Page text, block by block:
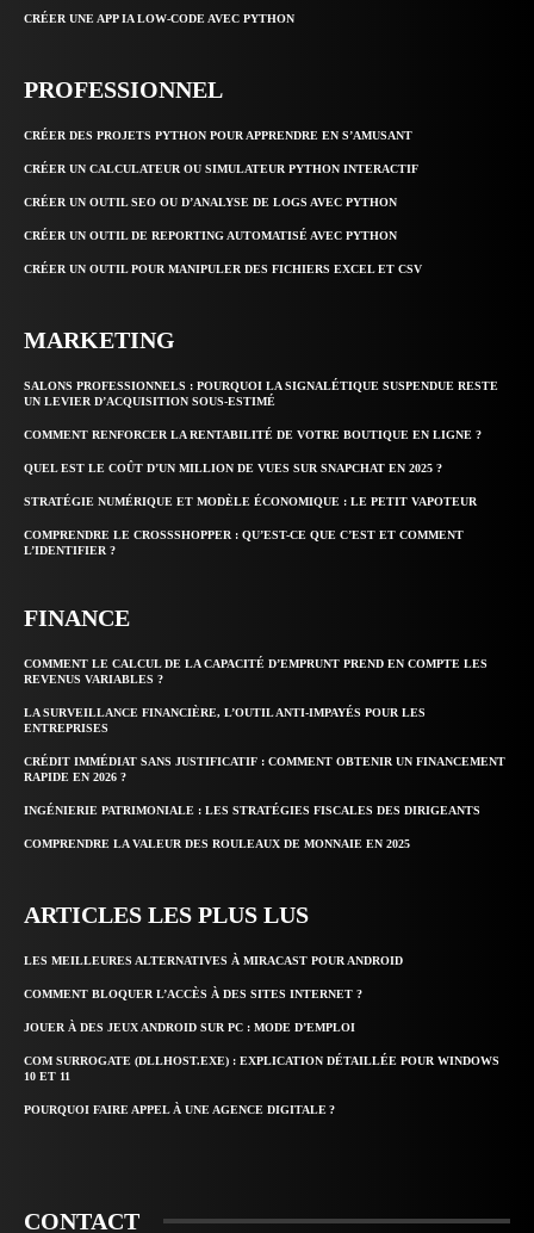
CRÉER UNE APP IA LOW-CODE AVEC PYTHON
PROFESSIONNEL
CRÉER DES PROJETS PYTHON POUR APPRENDRE EN S’AMUSANT
CRÉER UN CALCULATEUR OU SIMULATEUR PYTHON INTERACTIF
CRÉER UN OUTIL SEO OU D’ANALYSE DE LOGS AVEC PYTHON
CRÉER UN OUTIL DE REPORTING AUTOMATISÉ AVEC PYTHON
CRÉER UN OUTIL POUR MANIPULER DES FICHIERS EXCEL ET CSV
MARKETING
SALONS PROFESSIONNELS : POURQUOI LA SIGNALÉTIQUE SUSPENDUE RESTE
UN LEVIER D’ACQUISITION SOUS-ESTIMÉ
COMMENT RENFORCER LA RENTABILITÉ DE VOTRE BOUTIQUE EN LIGNE ?
QUEL EST LE COÛT D’UN MILLION DE VUES SUR SNAPCHAT EN 2025 ?
STRATÉGIE NUMÉRIQUE ET MODÈLE ÉCONOMIQUE : LE PETIT VAPOTEUR
COMPRENDRE LE CROSSSHOPPER : QU’EST-CE QUE C’EST ET COMMENT
L’IDENTIFIER ?
FINANCE
COMMENT LE CALCUL DE LA CAPACITÉ D’EMPRUNT PREND EN COMPTE LES
REVENUS VARIABLES ?
LA SURVEILLANCE FINANCIÈRE, L’OUTIL ANTI-IMPAYÉS POUR LES
ENTREPRISES
CRÉDIT IMMÉDIAT SANS JUSTIFICATIF : COMMENT OBTENIR UN FINANCEMENT
RAPIDE EN 2026 ?
INGÉNIERIE PATRIMONIALE : LES STRATÉGIES FISCALES DES DIRIGEANTS
COMPRENDRE LA VALEUR DES ROULEAUX DE MONNAIE EN 2025
ARTICLES LES PLUS LUS
LES MEILLEURES ALTERNATIVES À MIRACAST POUR ANDROID
COMMENT BLOQUER L’ACCÈS À DES SITES INTERNET ?
JOUER À DES JEUX ANDROID SUR PC : MODE D’EMPLOI
COM SURROGATE (DLLHOST.EXE) : EXPLICATION DÉTAILLÉE POUR WINDOWS
10 ET 11
POURQUOI FAIRE APPEL À UNE AGENCE DIGITALE ?
CONTACT